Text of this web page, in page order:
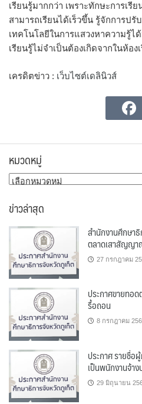
เรียนรู้มากกว่า เพราะทักษะการเรี
สามารถเรียนได้เร็วขึ้น รู้จักการปรั
เทคโนโลยีในการแสวงหาความรู้ไ
เรียนรู้ไม่จำเป็นต้องเกิดจากในห้อง
เครดิตข่าว : เว็บไซต์เดลินิวส์
หมวดหมู่
หมวด
ข่าวล่าสุด
สำนักงานศึกษา
ตลาดเสาสัญญ
27 กรกฎาคม
ประกาศขายท
รื้อถอน
8 กรกฎาคม
ประกาศ รายชื่อ
เป็นพนักงานจ้า
29 มิถุนายน